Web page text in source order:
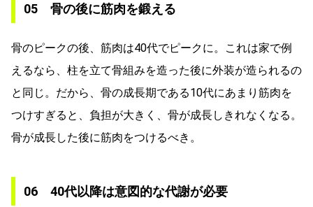
05 骨の後に筋肉を鍛える
骨のピークの後、筋肉は40代でピークに。これは家で例
えるなら、柱を立て骨組みを造った後に外装が造られるの
と同じ。だから、骨の成長期である10代にあまり筋肉を
つけすぎると、負担が大きく、骨が成長しきれなくなる。
骨が成長した後に筋肉をつけるべき。
06 40代以降は意図的な代謝が必要